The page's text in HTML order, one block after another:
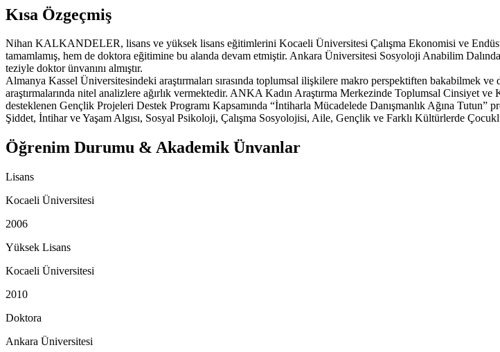
Kısa Özgeçmiş
Nihan KALKANDELER, lisans ve yüksek lisans eğitimlerini Kocaeli Üniversitesi Çalışma Ekonomisi ve
tamamlamış, hem de doktora eğitimine bu alanda devam etmiştir. Ankara Üniversitesi Sosyoloji Anabilim
teziyle doktor ünvanını almıştır.
Almanya Kassel Üniversitesindeki araştırmaları sırasında toplumsal ilişkilere makro perspektiften
araştırmalarında nitel analizlere ağırlık vermektedir. ANKA Kadın Araştırma Merkezinde Toplumsal Cinsiyet ve
desteklenen Gençlik Projeleri Destek Programı Kapsamında “İntiharla Mücadelede Danışmanlık Ağına
Şiddet, İntihar ve Yaşam Algısı, Sosyal Psikoloji, Çalışma Sosyolojisi, Aile, Gençlik ve Farklı Kültürlerde
Öğrenim Durumu & Akademik Ünvanlar
Lisans
Kocaeli Üniversitesi
2006
Yüksek Lisans
Kocaeli Üniversitesi
2010
Doktora
Ankara Üniversitesi